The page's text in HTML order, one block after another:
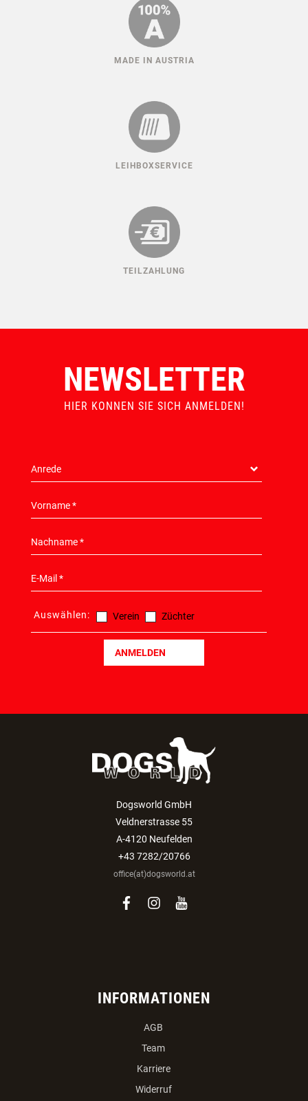
MADE IN AUSTRIA
LEIHBOXSERVICE
TEILZAHLUNG
NEWSLETTER
HIER KONNEN SIE SICH ANMELDEN!
Auswählen: Verein Züchter
ANMELDEN
Dogsworld GmbH
Veldnerstrasse 55
A-4120 Neufelden
+43 7282/20766
office(at)dogsworld.at
facebook
instagram
youtube
INFORMATIONEN
AGB
Team
Karriere
Widerruf